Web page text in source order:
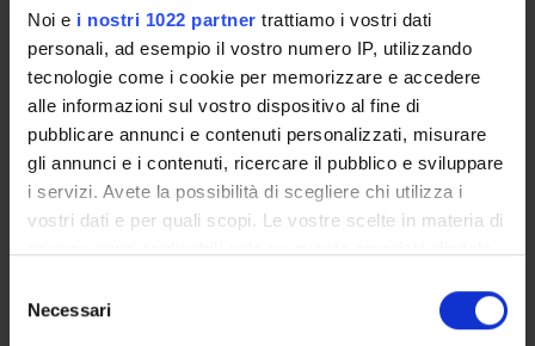
Noi e i nostri 1022 partner trattiamo i vostri dati
personali, ad esempio il vostro numero IP, utilizzando
tecnologie come i cookie per memorizzare e accedere
alle informazioni sul vostro dispositivo al fine di
pubblicare annunci e contenuti personalizzati, misurare
gli annunci e i contenuti, ricercare il pubblico e sviluppare
i servizi. Avete la possibilità di scegliere chi utilizza i
vostri dati e per quali scopi. Le vostre scelte in materia di
modificare o revocare il proprio consenso in qualsiasi
momento dalla Dichiarazione sui cookie o facendo clic
Necessari
ORGANIZZAZIONE DEL SISTEMA
SANITARIO E LEGISLAZIONE
SANITARIA
Credits
1
Period
Location